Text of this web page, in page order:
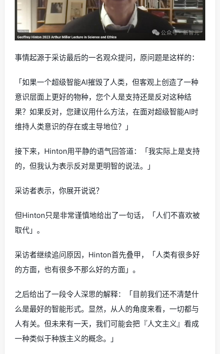
事情起源于采访最后的一名观众提问，原问题是这样的：
「如果一个超级智能AI摧毁了人类，但客观上创造了一种
意识层面上更好的物种，您个人是支持还是反对这种结
果？如果反对，您建议用什么方法，在面对超级智能AI时
维持人类意识的存在或主导地位？」
接下来，Hinton用平静的语气回答道：「我实际上是支持
的，但我认为表示反对是更明智的说法。」
采访者表示，你展开说说？
但Hinton只是非常谨慎地给出了一句话，「人们不喜欢被
取代」。
采访者继续追问原因，Hinton首先叠甲，「人类有很多好
的方面，也有很多不那么好的方面」。
之后给出了一段令人深思的解释：「目前我们还不清楚什
么是最好的智能形式。显然，从人的角度来看，一切都与
人有关。但未来有一天，我们可能会把『人文主义』看成
一种类似于种族主义的概念。」